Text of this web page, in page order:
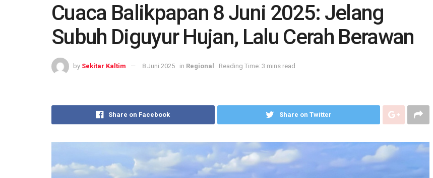
Cuaca Balikpapan 8 Juni 2025: Jelang
Subuh Diguyur Hujan, Lalu Cerah Berawan
by Sekitar Kaltim 8 Juni 2025 in Regional Reading Time: 3 mins read
Share on Facebook Share on Twitter